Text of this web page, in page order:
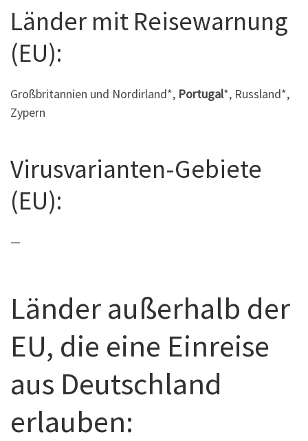
Länder mit Reisewarnung
(EU):
Großbritannien und Nordirland*, Portugal*, Russland*,
Zypern
Virusvarianten-Gebiete
(EU):
—
Länder außerhalb der
EU, die eine Einreise
aus Deutschland
erlauben: